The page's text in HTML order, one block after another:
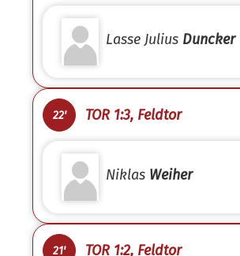
Lasse Julius Duncker
22' TOR 1:3, Feldtor
Niklas Weiher
21' TOR 1:2, Feldtor